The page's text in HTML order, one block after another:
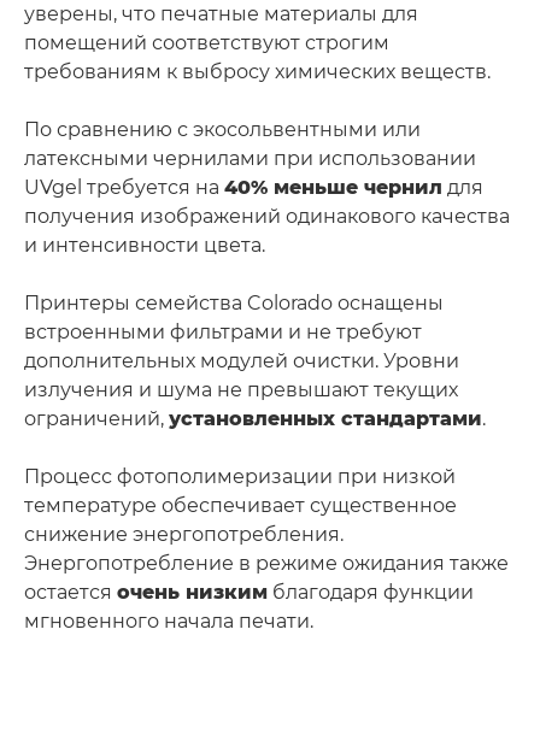
уверены, что печатные материалы для
помещений соответствуют строгим
требованиям к выбросу химических веществ.
По сравнению с экосольвентными или
латексными чернилами при использовании
UVgel требуется на 40% меньше чернил для
получения изображений одинакового качества
и интенсивности цвета.
Принтеры семейства Colorado оснащены
встроенными фильтрами и не требуют
дополнительных модулей очистки. Уровни
излучения и шума не превышают текущих
ограничений, установленных стандартами.
Процесс фотополимеризации при низкой
температуре обеспечивает существенное
снижение энергопотребления.
Энергопотребление в режиме ожидания также
остается очень низким благодаря функции
мгновенного начала печати.